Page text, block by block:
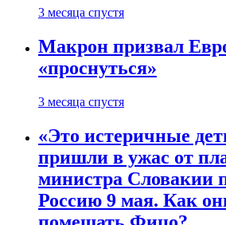
3 месяца спустя
Макрон призвал
«проснуться»
3 месяца спустя
«Это истеричные
пришли в ужас от
министра Словакии
Россию 9 мая. Как